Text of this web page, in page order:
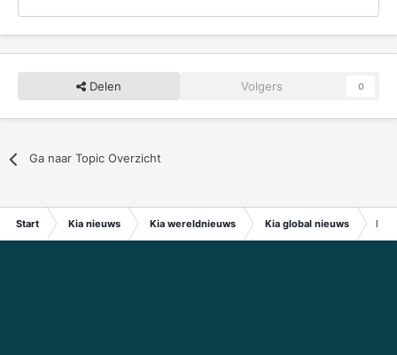
Delen Volgers 0
Ga naar Topic Overzicht
Start Kia nieuws Kia wereldnieuws Kia global nieuws Kia